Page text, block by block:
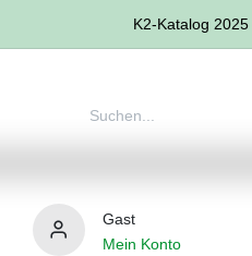
K2-Katalog 2025
Gast
Mein Konto